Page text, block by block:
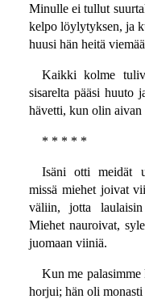
Minulle ei tullut
kelpo löylytyksen, ja
huusi hän heitä
Kaikki kolme
sisarelta pääsi huuto
hävetti, kun olin aivan
* * * * *
Isäni otti meidät
missä miehet joivat
väliin, jotta
Miehet nauroivat,
juomaan viiniä.
Kun me
horjui; hän oli monasti